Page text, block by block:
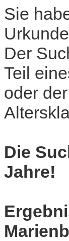
Sie
Der
Teil
oder
Die
Jahre!